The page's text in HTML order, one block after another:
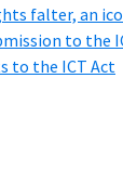
falter, an
to the
to the ICT Act